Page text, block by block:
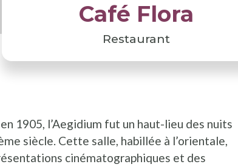
Café Flora
Restaurant
1905, l’Aegidium fut un haut-lieu des nuits
siècle. Cette salle, habillée à l’orientale,
cinématographiques et des